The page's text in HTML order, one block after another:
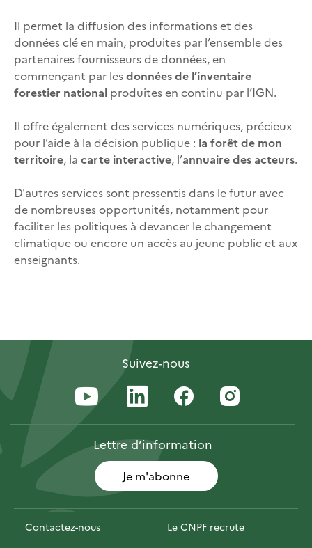
Il permet la diffusion des informations et des
données clé en main, produites par l’ensemble des
partenaires fournisseurs de données, en
commençant par lesdonnées de l’inventaire
forestier national produites en continu par l’IGN.
Il offre également des services numériques, précieux
pour l’aide à la décision publique : la forêt de mon
territoire, la carte interactive, l’annuaire des acteurs.
D'autres services sont pressentis dans le futur avec
de nombreuses opportunités, notamment pour
faciliter les politiques à devancer le changement
climatique ou encore un accès au jeune public et aux
enseignants.
Suivez-nous
Lettred’information
Je m'abonne
Contactez-nous Le CNPF recrute